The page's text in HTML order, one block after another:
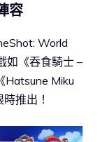
容
World
如《吞食騎士 –
Hatsune Miku
推出！